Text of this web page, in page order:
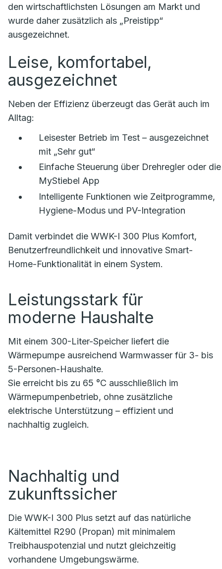
den wirtschaftlichsten Lösungen am Markt und
wurde daher zusätzlich als „Preistipp“
ausgezeichnet.
Leise, komfortabel,
ausgezeichnet
Neben der Effizienz überzeugt das Gerät auch im
Alltag:
Leisester Betrieb im Test – ausgezeichnet
mit „Sehr gut“
Einfache Steuerung über Drehregler oder die
MyStiebel App
Intelligente Funktionen wie Zeitprogramme,
Hygiene-Modus und PV-Integration
Damit verbindet die WWK-I 300 Plus Komfort,
Benutzerfreundlichkeit und innovative Smart-
Home-Funktionalität in einem System.
Leistungsstark für
moderne Haushalte
Mit einem 300-Liter-Speicher liefert die
Wärmepumpe ausreichend Warmwasser für 3- bis
5-Personen-Haushalte.
Sie erreicht bis zu 65 °C ausschließlich im
Wärmepumpenbetrieb, ohne zusätzliche
elektrische Unterstützung – effizient und
nachhaltig zugleich.
Nachhaltig und
zukunftssicher
Die WWK-I 300 Plus setzt auf das natürliche
Kältemittel R290 (Propan) mit minimalem
Treibhauspotenzial und nutzt gleichzeitig
vorhandene Umgebungswärme.